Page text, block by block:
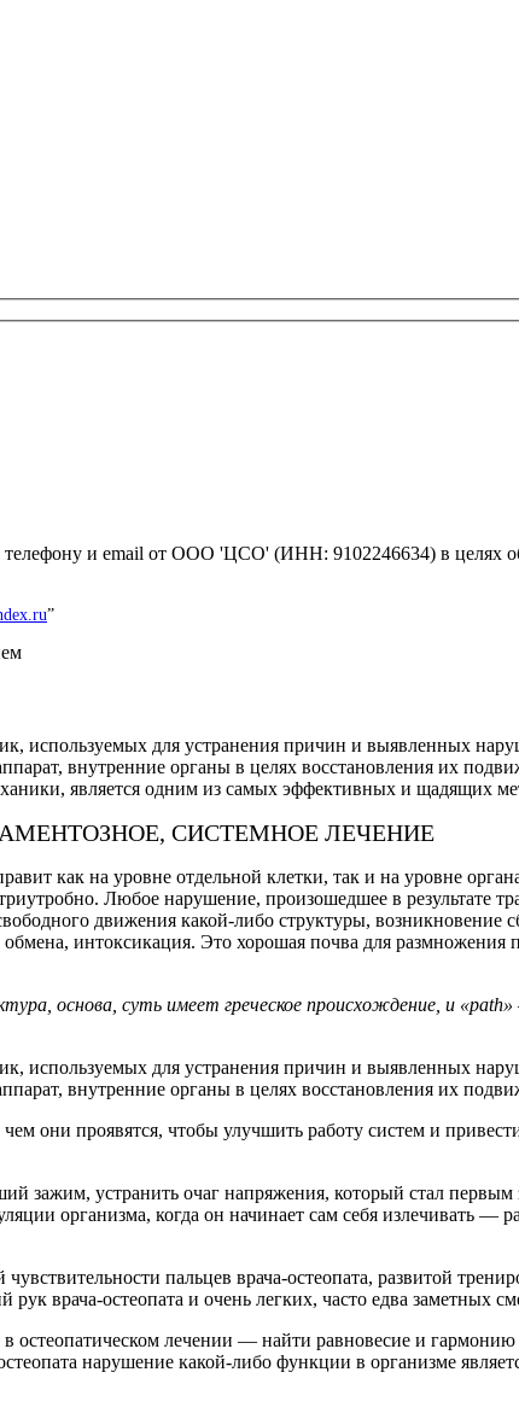
и email от ООО 'ЦСО' (ИНН: 9102246634) в целях
”
используемых для устранения причин и выявленных
внутренние органы в целях восстановления их
является одним из самых эффективных и щадящих
СИСТЕМНОЕ ЛЕЧЕНИЕ
как на уровне отдельной клетки, так и на уровне
Любое нарушение, произошедшее в результате
движения какой-либо структуры, возникновение
интоксикация. Это хорошая почва для
основа, суть имеет греческое происхождение, и «path»
используемых для устранения причин и выявленных
внутренние органы в целях восстановления их
они проявятся, чтобы улучшить работу систем и
зажим, устранить очаг напряжения, который стал
организма, когда он начинает сам себя излечивать —
пальцев врача-остеопата, развитой
врача-остеопата и очень легких, часто едва заметных
остеопатическом лечении — найти равновесие и
нарушение какой-либо функции в организме